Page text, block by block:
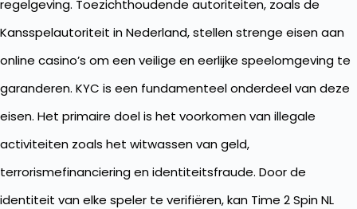
regelgeving. Toezichthoudende autoriteiten, zoals de
Kansspelautoriteit in Nederland, stellen strenge eisen aan
online casino’s om een veilige en eerlijke speelomgeving te
garanderen. KYC is een fundamenteel onderdeel van deze
eisen. Het primaire doel is het voorkomen van illegale
activiteiten zoals het witwassen van geld,
terrorismefinanciering en identiteitsfraude. Door de
identiteit van elke speler te verifiëren, kan Time 2 Spin NL